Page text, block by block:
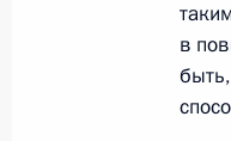
6
5
в